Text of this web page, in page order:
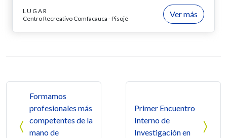
LUGAR
Centro Recreativo Comfacauca - Pisojé
Ver más
Formamos
profesionales más
competentes de la
mano de
Primer Encuentro
Interno de
Investigación en